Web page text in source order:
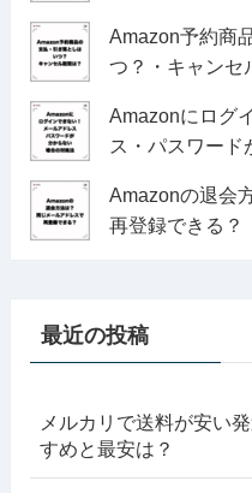
Amazon予約商
つ？・キャンセ
Amazonにログ
ス・パスワード
Amazonの退会
再登録できる？
最近の投稿
メルカリで送料が安い
すめと最安は？